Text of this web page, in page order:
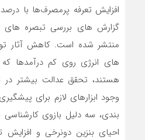
افزایش تعرفه پرمصرف‌ها با
منتشر شده است. کاهش آثار
های انرژی روی کم درآمدها
هستند، تحقق عدالت بیشتر
وجود ابزارهای لازم برای
بندی، سه دلیل بازوی کارشناسی
احیای بنزین دونرخی و افزایش